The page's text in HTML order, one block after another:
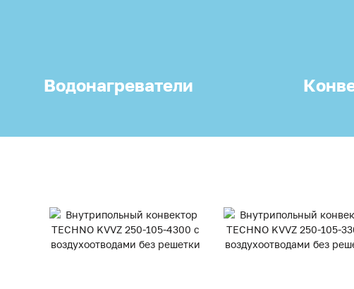
Водонагреватели